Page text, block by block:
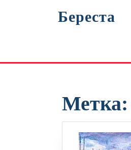
Береста
Метка: